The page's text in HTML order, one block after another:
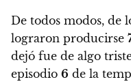
De todos modos, de
lograron producirse
dejó fue de algo
episodio 6 de la